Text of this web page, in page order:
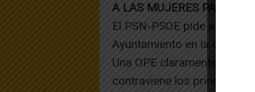
A LAS MUJERES PARA
El PSN-PSOE pide a la
Ayuntamiento en la que se
Una OPE claramente
contraviene los principios